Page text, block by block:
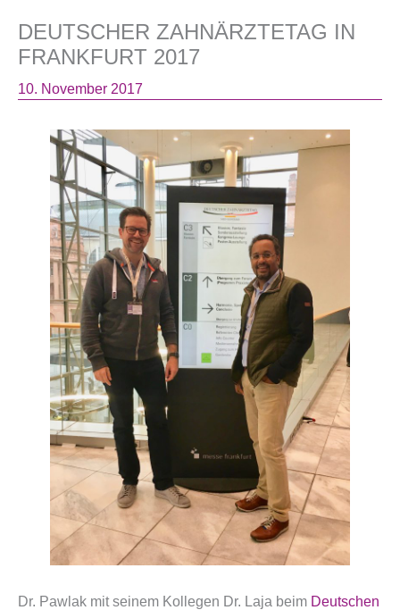
DEUTSCHER ZAHNÄRZTETAG IN
FRANKFURT 2017
10. November 2017
Dr. Pawlak mit seinem Kollegen Dr. Laja beim Deutschen